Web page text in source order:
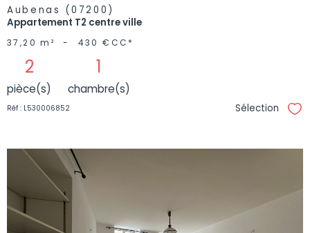
Aubenas (07200)
Appartement T2 centre ville
37,20 m² - 430 € CC*
2
pièce(s)
1
chambre(s)
Réf : L530006852 Sélection